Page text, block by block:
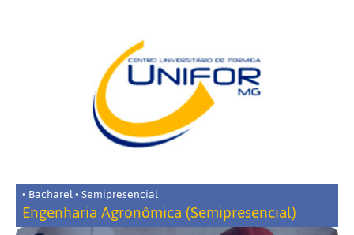
• Bacharel • Semipresencial
Engenharia Agronômica (Semipresencial)